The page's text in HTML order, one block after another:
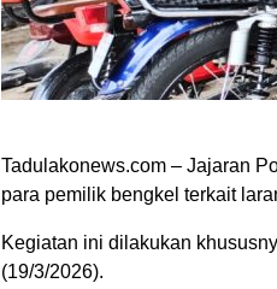
Tadulakonews.com – Jajaran
para pemilik bengkel terkait
Kegiatan ini dilakukan
(19/3/2026).